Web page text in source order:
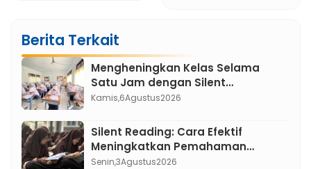
Berita Terkait
Mengheningkan Kelas Selama
Satu Jam dengan Silent
Classroom, Inovasi Pembelajaran
Syifa Boarding School
Kamis,6Agustus2026
Silent Reading: Cara Efektif
Meningkatkan Pemahaman
Membaca atau Sekadar Diam
Senin,3Agustus2026